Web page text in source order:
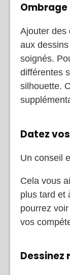
Ajouter des
aux
soignés.
différentes
silhouette.
Datez
Un conseil
Cela vous
plus tard et
pourrez
vos
Dessinez